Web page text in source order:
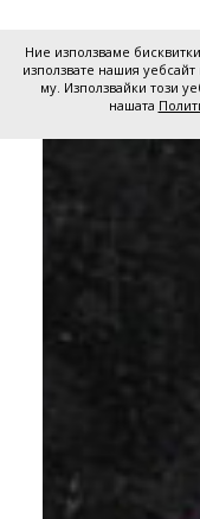
Ние използваме
използвате нашия
му. Използвайки този
нашата